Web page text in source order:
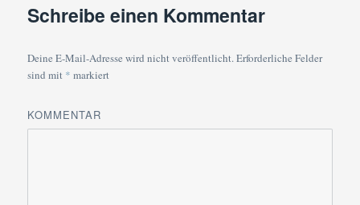
Schreibe einen Kommentar
Deine E-Mail-Adresse wird nicht veröffentlicht.Erforderliche Felder
sind mit * markiert
KOMMENTAR